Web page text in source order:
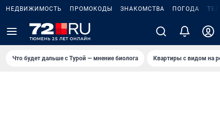
НЕДВИЖИМОСТЬ ПРОМОКОДЫ ЗНАКОМСТВА ПОГОДА
Что будет дальше с Турой — мнение биолога Квартиры с видом на